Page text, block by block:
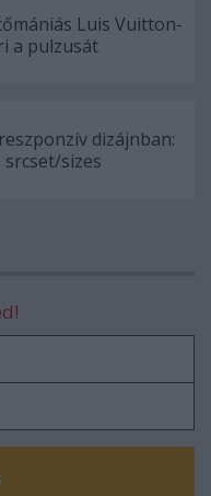
Luis Vuitton-
a pulzusát
dizájnban:
sizes